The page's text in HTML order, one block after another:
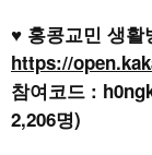
♥ 홍콩교민 생활
https://
참여코드 :
2,206명)